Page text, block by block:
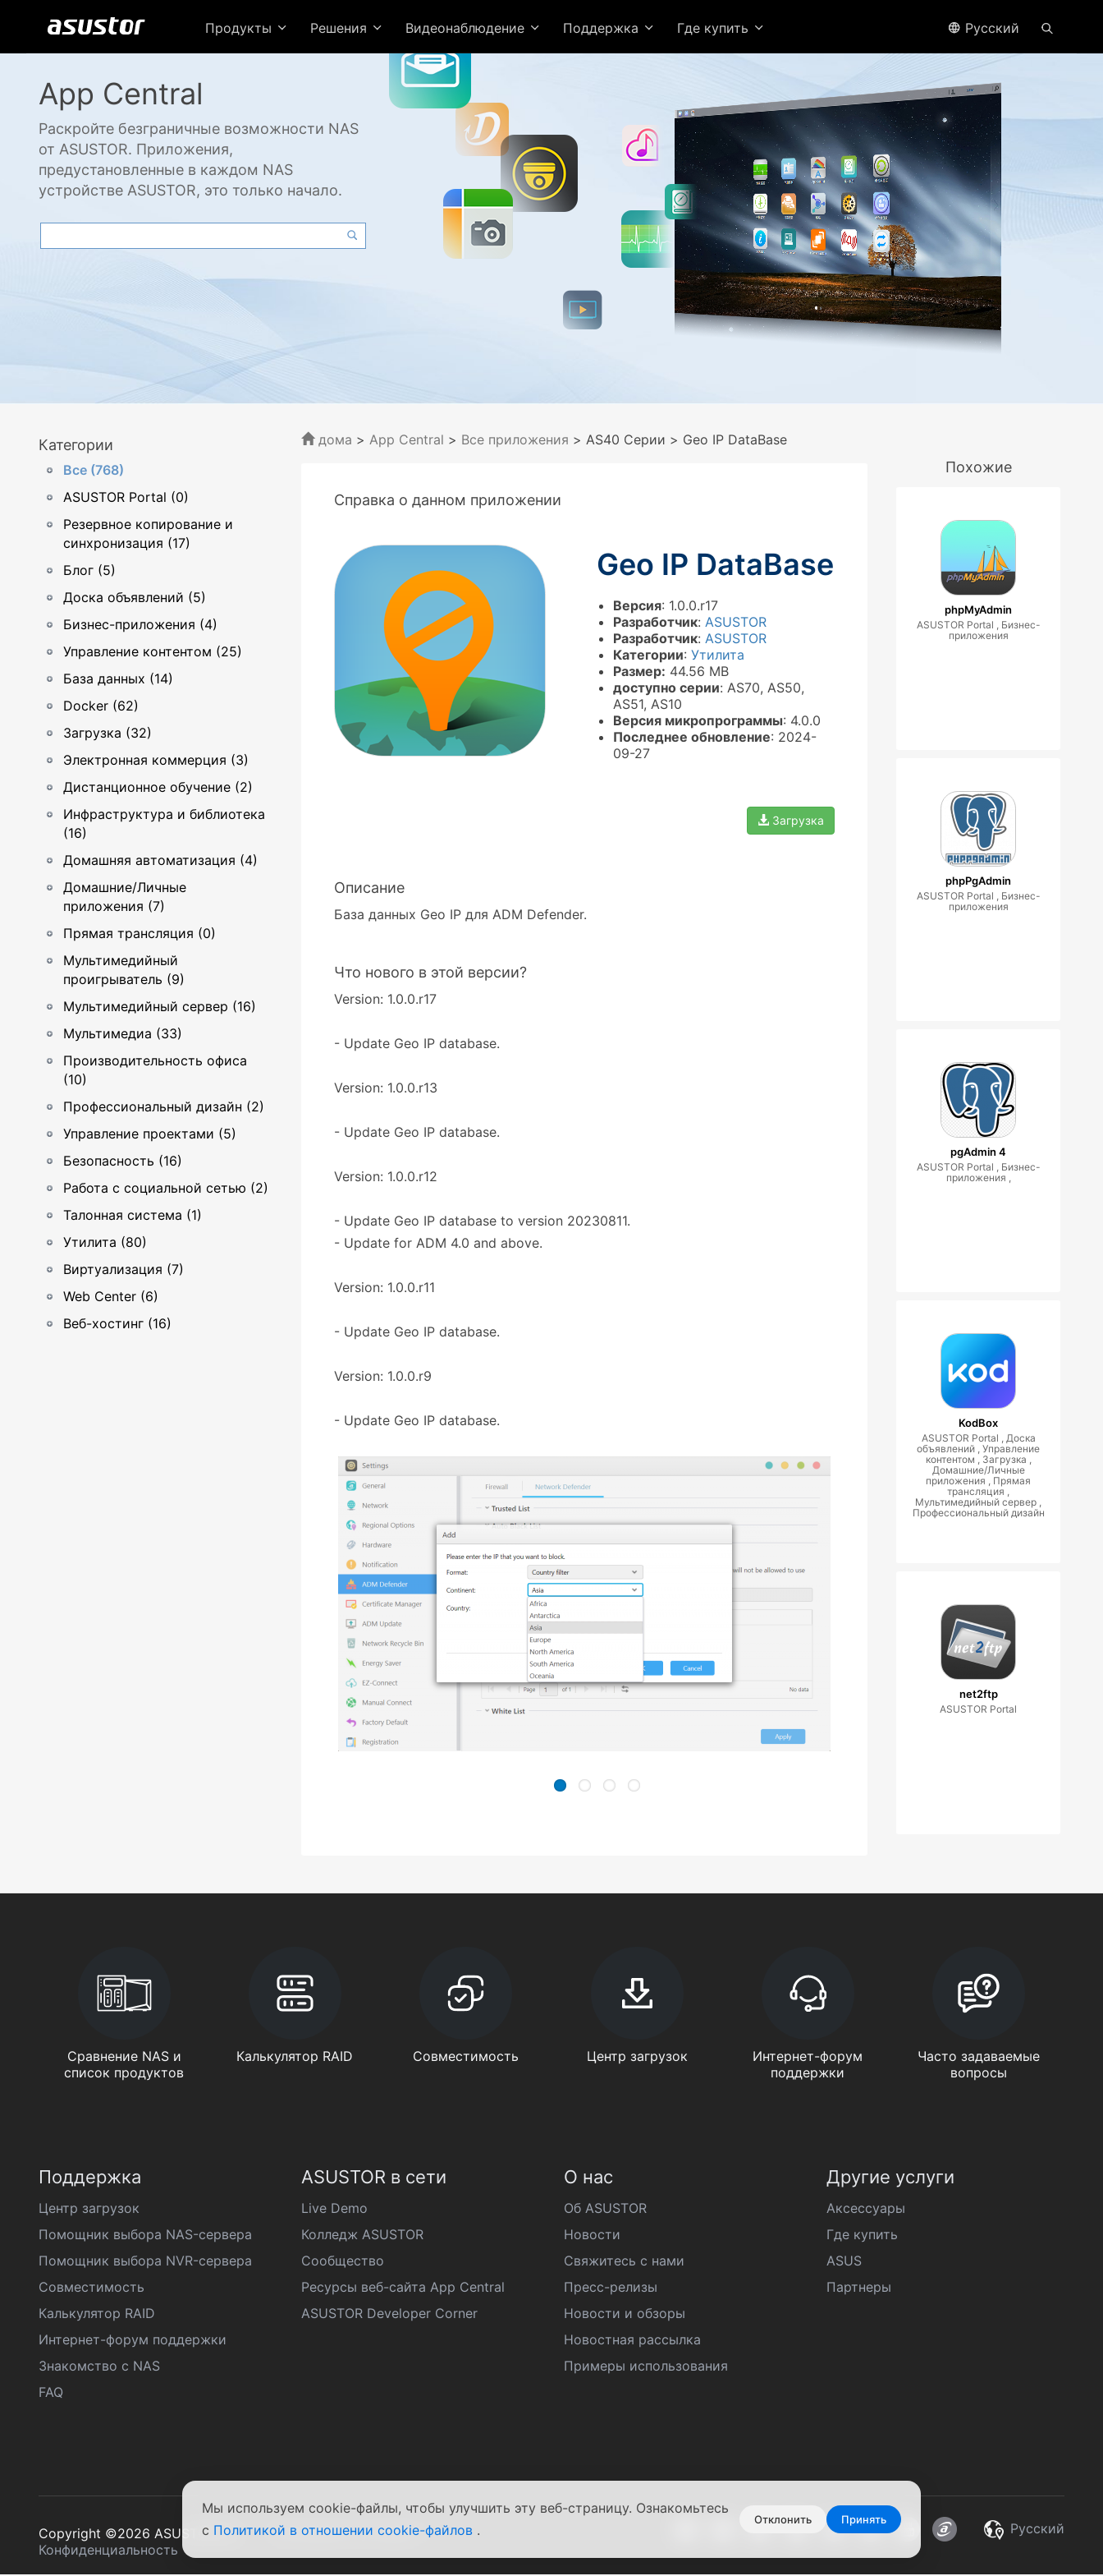
Мы используем cookie-файлы, чтобы улучшить эту веб-страницу. Ознакомьтесь
с Политикой в отношении cookie-файлов .
Отклонить Принять
Продукты Решения Видеонаблюдение Поддержка Где купить Pусский
App Central
Раскройте безграничные возможности NAS
от ASUSTOR. Приложения,
предустановленные в каждом NAS
устройстве ASUSTOR, это только начало.
Категории
Все (768)
ASUSTOR Portal (0)
Резервное копирование и
синхронизация (17)
Блог (5)
Доска объявлений (5)
Бизнес-приложения (4)
Управление контентом (25)
База данных (14)
Docker (62)
Загрузка (32)
Электронная коммерция (3)
Дистанционное обучение (2)
Инфраструктура и библиотека
(16)
Домашняя автоматизация (4)
Домашние/Личные
приложения (7)
Прямая трансляция (0)
Мультимедийный
проигрыватель (9)
Мультимедийный сервер (16)
Мультимедиа (33)
Производительность офиса
(10)
Профессиональный дизайн (2)
Управление проектами (5)
Безопасность (16)
Работа с социальной сетью (2)
Талонная система (1)
Утилита (80)
Виртуализация (7)
Web Center (6)
Веб-хостинг (16)
дома > App Central > Все приложения > AS40 Серии > Geo IP DataBase
Справка о данном приложении
Geo IP DataBase
Версия: 1.0.0.r17
Разработчик: ASUSTOR
Разработчик: ASUSTOR
Категории: Утилита
Размер: 44.56 MB
доступно серии: AS70, AS50,
AS51, AS10
Версия микропрограммы: 4.0.0
Последнее обновление: 2024-
09-27
Загрузка
Описание
База данных Geo IP для ADM Defender.
Что нового в этой версии?
Version: 1.0.0.r17
- Update Geo IP database.
Version: 1.0.0.r13
- Update Geo IP database.
Version: 1.0.0.r12
- Update Geo IP database to version 20230811.
- Update for ADM 4.0 and above.
Version: 1.0.0.r11
- Update Geo IP database.
Version: 1.0.0.r9
- Update Geo IP database.
Похожие
phpMyAdmin
ASUSTOR Portal , Бизнес-
приложения
phpPgAdmin
ASUSTOR Portal , Бизнес-
приложения
pgAdmin 4
ASUSTOR Portal , Бизнес-
приложения ,
KodBox
ASUSTOR Portal , Доска
объявлений , Управление
контентом , Загрузка ,
Домашние/Личные
приложения , Прямая
трансляция ,
Мультимедийный сервер ,
Профессиональный дизайн
net2ftp
ASUSTOR Portal
Сравнение NAS и
список продуктов
Калькулятор RAID Совместимость Центр загрузок
Интернет-форум
поддержки
Часто задаваемые
вопросы
Поддержка
Центр загрузок
Помощник выбора NAS-сервера
Помощник выбора NVR-сервера
Совместимость
Калькулятор RAID
Интернет-форум поддержки
Знакомство с NAS
FAQ
ASUSTOR в сети
Live Demo
Колледж ASUSTOR
Сообщество
Ресурсы веб-сайта App Central
ASUSTOR Developer Corner
О нас
Об ASUSTOR
Новости
Свяжитесь с нами
Пресс-релизы
Новости и обзоры
Новостная рассылка
Примеры использования
Другие услуги
Аксессуары
Где купить
ASUS
Партнеры
Pусский
Copyright ©2026 ASUSTOR Inc. Положения и условия |
Конфиденциальность